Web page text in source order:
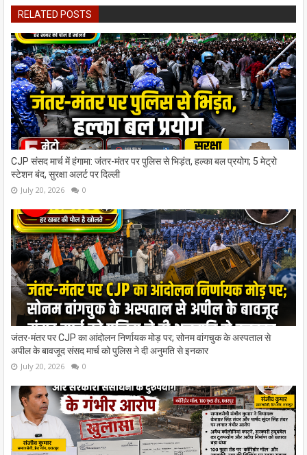
RELATED POSTS
CJP संसद मार्च में हंगामा: जंतर-मंतर पर पुलिस से भिड़ंत, हल्का बल प्रयोग; 5 मेट्रो
स्टेशन बंद, सुरक्षा अलर्ट पर दिल्ली
July 20, 2026 0
जंतर-मंतर पर CJP का आंदोलन निर्णायक मोड़ पर; सोनम वांगचुक के अस्पताल से
अपील के बावजूद संसद मार्च को पुलिस ने दी अनुमति से इनकार
July 20, 2026 0